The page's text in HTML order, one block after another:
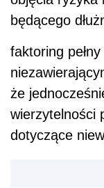
będącego
faktoring
że
wierzytelności
dotyczące